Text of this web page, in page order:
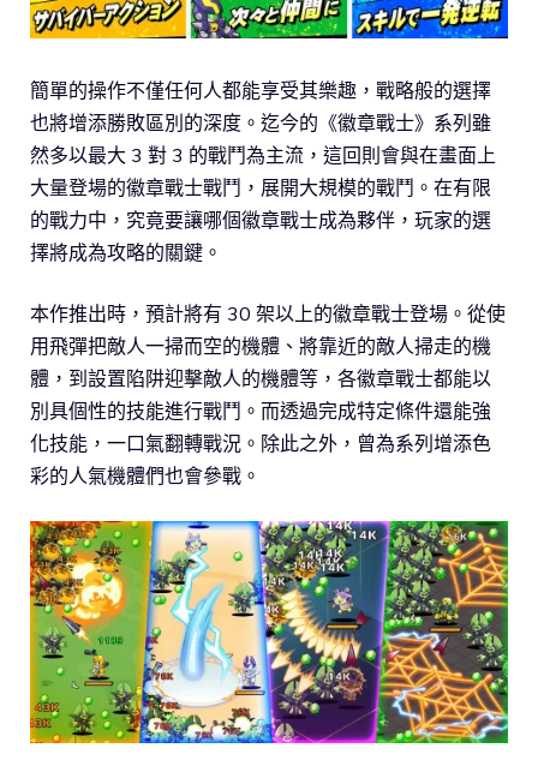
簡單的操作不僅任何人都能享受其樂趣，戰略般的選擇
也將增添勝敗區別的深度。迄今的《徽章戰士》系列雖
然多以最大 3 對 3 的戰鬥為主流，這回則會與在畫面上
大量登場的徽章戰士戰鬥，展開大規模的戰鬥。在有限
的戰力中，究竟要讓哪個徽章戰士成為夥伴，玩家的選
擇將成為攻略的關鍵。
本作推出時，預計將有 30 架以上的徽章戰士登場。從使
用飛彈把敵人一掃而空的機體、將靠近的敵人掃走的機
體，到設置陷阱迎擊敵人的機體等，各徽章戰士都能以
別具個性的技能進行戰鬥。而透過完成特定條件還能強
化技能，一口氣翻轉戰況。除此之外，曾為系列增添色
彩的人氣機體們也會參戰。